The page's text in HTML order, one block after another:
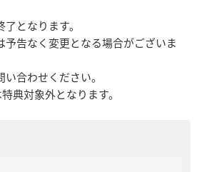
となります。
告なく変更となる場合がございま
合わせください。
典対象外となります。